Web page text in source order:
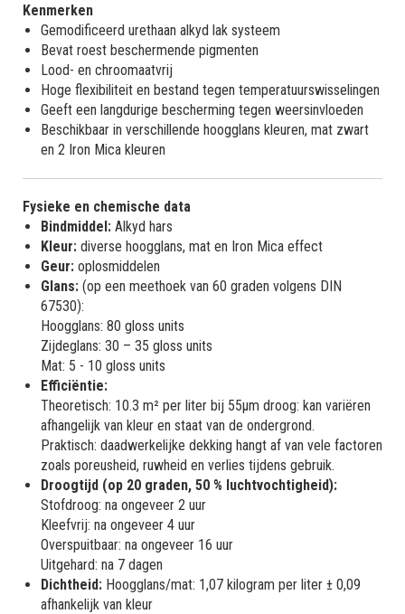
Kenmerken
Gemodificeerd urethaan alkyd lak systeem
Bevat roest beschermende pigmenten
Lood- en chroomaatvrij
Hoge flexibiliteit en bestand tegen temperatuurswisselingen
Geeft een langdurige bescherming tegen weersinvloeden
Beschikbaar in verschillende hoogglans kleuren, mat zwart
en 2 Iron Mica kleuren
Fysieke en chemische data
Bindmiddel: Alkyd hars
Kleur: diverse hoogglans, mat en Iron Mica effect
Geur: oplosmiddelen
Glans: (op een meethoek van 60 graden volgens DIN
67530):
Hoogglans: 80 gloss units
Zijdeglans: 30 – 35 gloss units
Mat: 5 - 10 gloss units
Efficiëntie:
Theoretisch: 10.3 m² per liter bij 55µm droog: kan variëren
afhangelijk van kleur en staat van de ondergrond.
Praktisch: daadwerkelijke dekking hangt af van vele factoren
zoals poreusheid, ruwheid en verlies tijdens gebruik.
Droogtijd (op 20 graden, 50 % luchtvochtigheid):
Stofdroog: na ongeveer 2 uur
Kleefvrij: na ongeveer 4 uur
Overspuitbaar: na ongeveer 16 uur
Uitgehard: na 7 dagen
Dichtheid: Hoogglans/mat: 1,07 kilogram per liter ± 0,09
afhankelijk van kleur